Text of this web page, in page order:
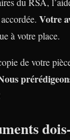
Votre
à votre place.
de votre